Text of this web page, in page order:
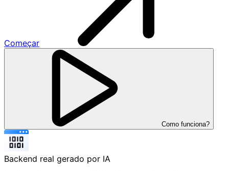
Começar
Como funciona?
Backend real gerado por IA